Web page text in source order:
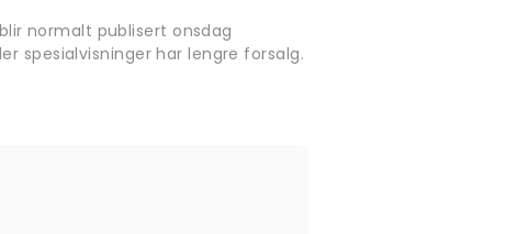
normalt publisert onsdag
spesialvisninger har lengre forsalg.